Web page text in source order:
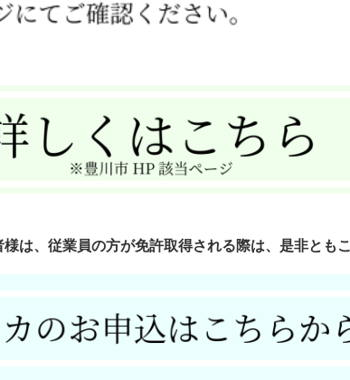
は、従業員の方が免許取得される際は、是非とも